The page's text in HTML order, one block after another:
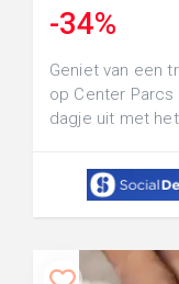
-34%
Geniet van een
op Center
dagje uit met